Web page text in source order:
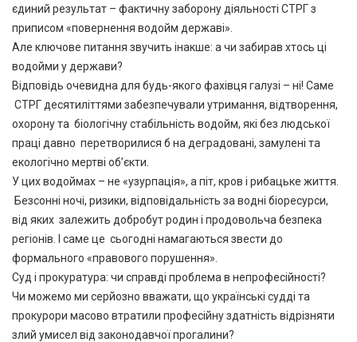
єдиний результат – фактичну заборону діяльності СТРГ з
приписом «повернення водойм державі».
Але ключове питання звучить інакше: а чи забирав хтось ці
водойми у держави?
Відповідь очевидна для будь-якого фахівця галузі – ні! Саме
СТРГ десятиліттями забезпечували утримання, відтворення,
охорону та біологічну стабільність водойм, які без людської
праці давно перетворилися б на деградовані, замулені та
екологічно мертві об’єкти.
У цих водоймах – не «узурпація», а піт, кров і рибацьке життя.
Безсонні ночі, ризики, відповідальність за водні біоресурси,
від яких залежить добробут родин і продовольча безпека
регіонів. І саме це сьогодні намагаються звести до
формального «правового порушення».
Суд і прокуратура: чи справді проблема в непрофесійності?
Чи можемо ми серйозно вважати, що українські судді та
прокурори масово втратили професійну здатність відрізняти
злий умисел від законодавчої прогалини?